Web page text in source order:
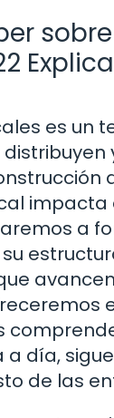
es un
a
día,
de las